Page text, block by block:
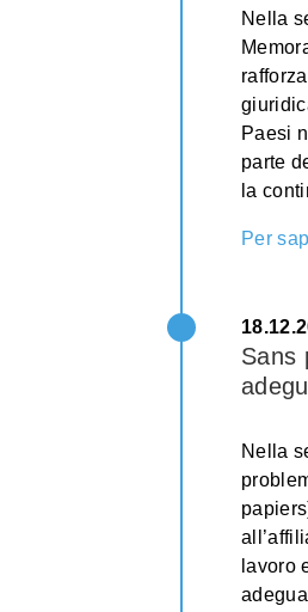
Nella
Paesi
parte
la
Per
Sans
Nella
lavoro